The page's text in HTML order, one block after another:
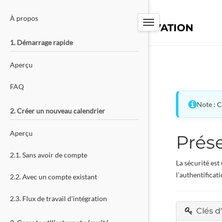
SYSTÈME DE RÉSERVATION
À propos
1. Démarrage rapide
Aperçu
FAQ
2. Créer un nouveau calendrier
Aperçu
2.1. Sans avoir de compte
2.2. Avec un compte existant
2.3. Flux de travail d'intégration
Note :
La sécurité
Clés